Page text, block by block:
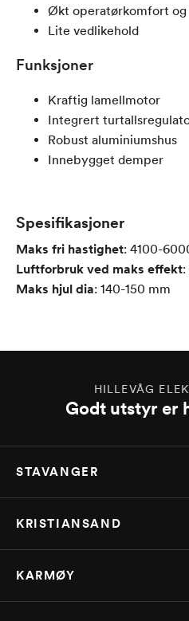
Økt operatørkomfort og
Lite vedlikehold
Funksjoner
Kraftig lamellmotor
Integrert
Robust aluminiumshus
Innebygget demper
Spesifikasjoner
Maks fri hastighet: 4100-
Luftforbruk ved maks effekt:
Maks hjul dia: 140-150 mm
HILLEVÅG
Godt utstyr er
STAVANGER
KRISTIANSAND
KARMØY